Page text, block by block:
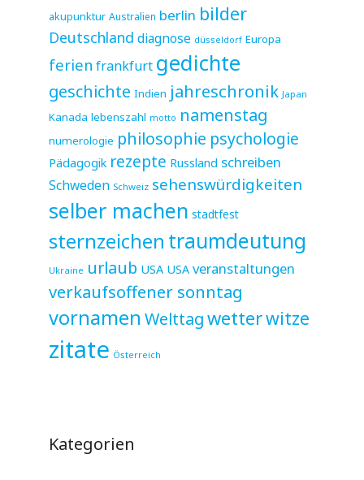
akupunktur Australien berlin bilder
Deutschland diagnose düsseldorf Europa
ferien frankfurt gedichte
geschichte Indien jahreschronik Japan
Kanada lebenszahl motto namenstag
numerologie philosophie psychologie
Pädagogik rezepte Russland schreiben
Schweden Schweiz sehenswürdigkeiten
selber machen stadtfest
sternzeichen traumdeutung
Ukraine urlaub USA USA veranstaltungen
verkaufsoffener sonntag
vornamen Welttagwetterwitze
zitate Österreich
Kategorien